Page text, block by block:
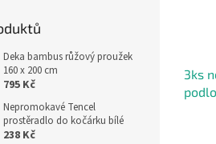
Deka bambus růžový proužek
160 x 200 cm
795 Kč
Nepromokavé Tencel
prostěradlo do kočárku bílé
238 Kč
3ks